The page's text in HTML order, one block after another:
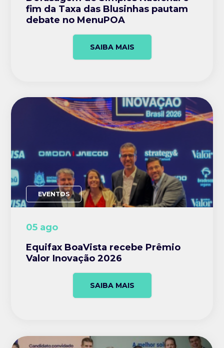
fim da Taxa das Blusinhas pautam
debate no MenuPOA
SAIBA MAIS
EVENTOS
05 ago
Equifax BoaVista recebe Prêmio
Valor Inovação 2026
SAIBA MAIS